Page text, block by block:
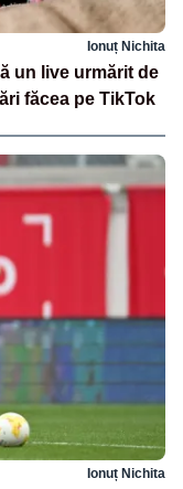
Ionuț Nichita
un live urmărit de
făcea pe TikTok
Ionuț Nichita